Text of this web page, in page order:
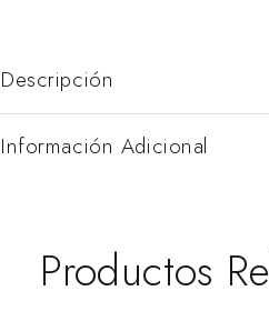
Descripción
Información Adicional
Productos